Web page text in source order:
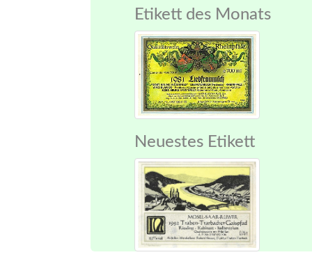
Etikett des Monats
Neuestes Etikett